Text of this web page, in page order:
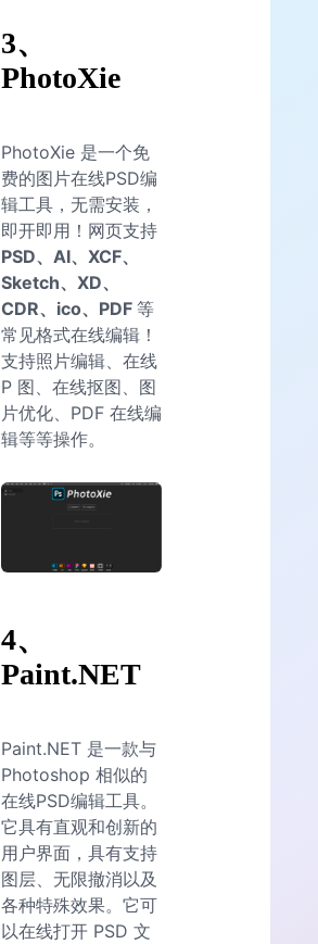
3、
PhotoXie
PhotoXie 是一个免
费的图片在线PSD编
辑工具，无需安装，
即开即用！网页支持
PSD、 AI、XCF、
Sketch、XD、
CDR、ico、PDF 等
常见格式在线编辑！
支持照片编辑、在线
P 图、在线抠图、图
片优化、PDF 在线编
辑等等操作。
4、
Paint.NET
Paint.NET 是一款与
Photoshop 相似的
在线PSD编辑工具。
它具有直观和创新的
用户界面，具有支持
图层、无限撤消以及
各种特殊效果。它可
以在线打开 PSD 文